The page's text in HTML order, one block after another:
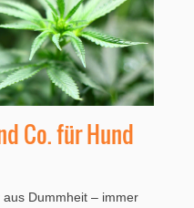
Co. für Hund
Dummheit – immer